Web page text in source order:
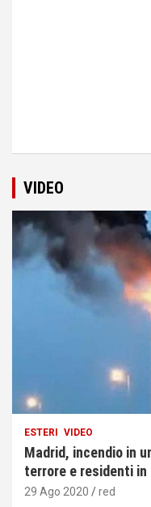
VIDEO
ESTERI VIDEO
Madrid, incendio in
terrore e residenti in
29 Ago 2020 red